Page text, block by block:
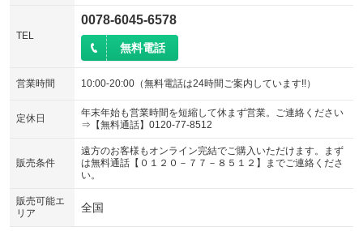
TEL
0078-6045-6578
無料電話
営業時間 10:00-20:00（無料電話は24時間ご案内しています!!）
定休日
年末年始も営業時間を短縮して休まず営業。ご連絡ください
⇒【無料通話】0120-77-8512
販売条件
遠方のお客様もオンライン完結でご購入いただけます。まず
は無料通話【０１２０－７７－８５１２】までご連絡くださ
い。
販売可能エ
リア
全国